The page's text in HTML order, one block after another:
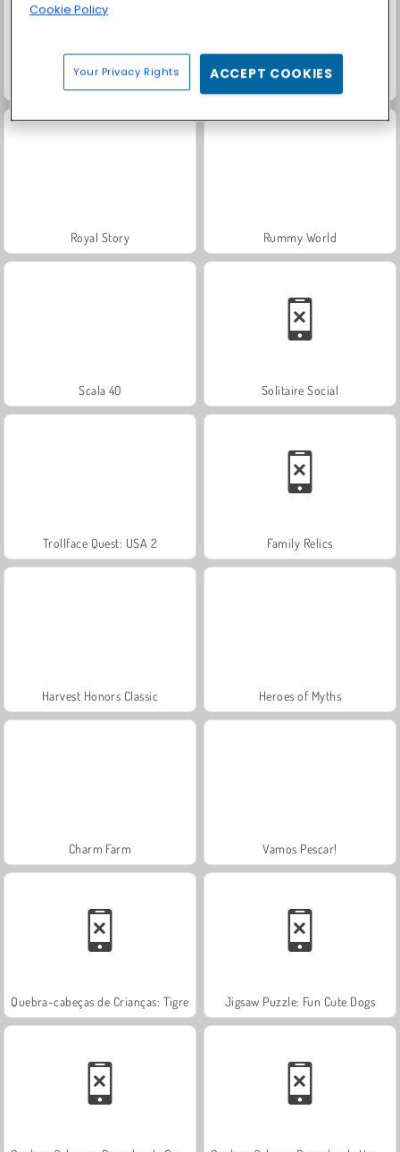
Royal Story Rummy World
Scala 40 Solitaire Social
Trollface Quest: USA 2 Family Relics
Harvest Honors Classic Heroes of Myths
Charm Farm Vamos Pescar!
Quebra-cabeças de Crianças: Tigre Jigsaw Puzzle: Fun Cute Dogs
Cookie Policy
Your Privacy Rights ACCEPT COOKIES